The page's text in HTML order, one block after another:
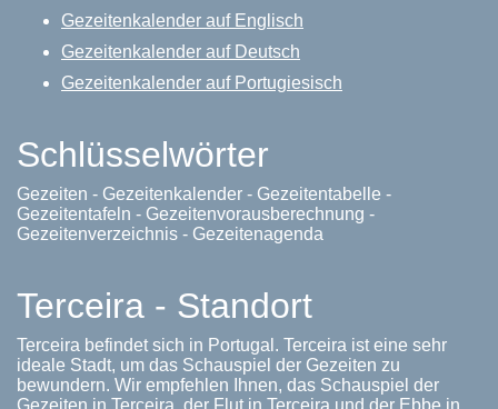
Gezeitenkalender auf Englisch
Gezeitenkalender auf Deutsch
Gezeitenkalender auf Portugiesisch
Schlüsselwörter
Gezeiten - Gezeitenkalender - Gezeitentabelle -
Gezeitentafeln - Gezeitenvorausberechnung -
Gezeitenverzeichnis - Gezeitenagenda
Terceira - Standort
Terceira befindet sich in Portugal. Terceira ist eine sehr
ideale Stadt, um das Schauspiel der Gezeiten zu
bewundern. Wir empfehlen Ihnen, das Schauspiel der
Gezeiten in Terceira, der Flut in Terceira und der Ebbe in